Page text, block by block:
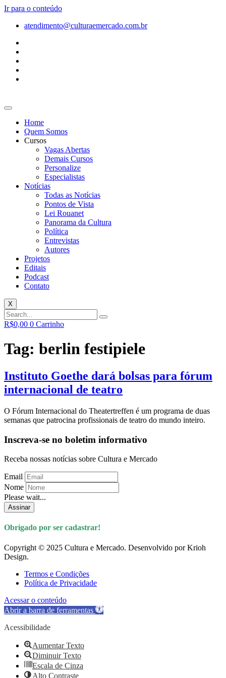
Ir para o conteúdo
atendimento@culturaemercado.com.br
Home
Quem Somos
Cursos
Vagas Abertas
Demais Cursos
Personalize
Especialistas
Notícias
Todas as Notícias
Pontos de Vista
Lei Rouanet
Panorama da Cultura
Política
Entrevistas
Autores
Projetos
Editais
Podcast
Contato
X
R$0,00 0 Carrinho
Tag: berlin festipiele
Instituto Goethe dará bolsas para fórum
internacional de teatro
O Fórum Internacional do Theatertreffen é um programa de duas
semanas que patrocina profissionais de teatro do mundo inteiro.
Inscreva-se no boletim informativo
Receba nossas notícias sobre Cultura e Mercado
Email
Nome
Please wait...
Assinar
Obrigado por ser cadastrar!
Copyright © 2025 Cultura e Mercado. Desenvolvido por Krioh
Design.
Termos e Condições
Política de Privacidade
Acessar o conteúdo
Abrir a barra de ferramentas
Acessibilidade
Aumentar Texto
Diminuir Texto
Escala de Cinza
Alto Contraste